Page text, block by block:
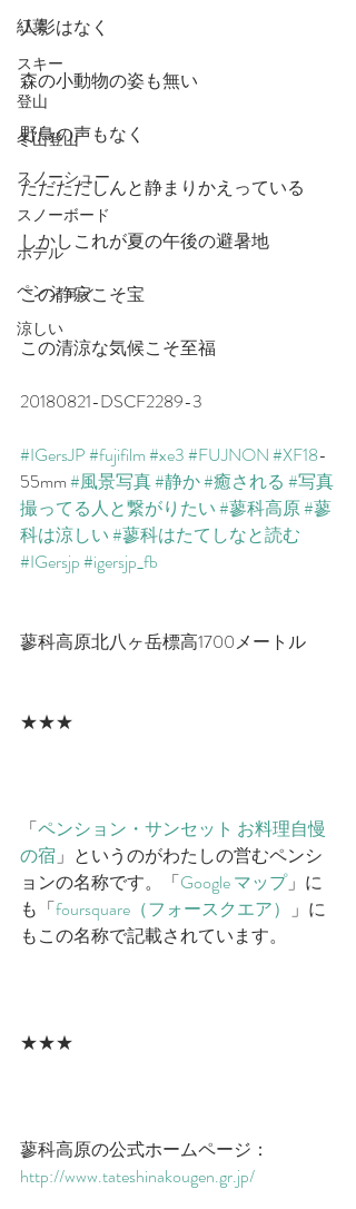
紅葉
スキー
登山
冬山登山
スノーシュー
スノーボード
ホテル
ペンション
涼しい
人影はなく
森の小動物の姿も無い
野鳥の声もなく
ただただしんと静まりかえっている
しかしこれが夏の午後の避暑地
この静寂こそ宝
この清涼な気候こそ至福
20180821-DSCF2289-3
#IGersJP#fujifilm#xe3#FUJNON#XF18-
55mm #風景写真#静か#癒される #写真
撮ってる人と繋がりたい#蓼科高原#蓼
科は涼しい#蓼科はたてしなと読む
#IGersjp#igersjp_fb
蓼科高原北八ヶ岳標高1700メートル
★★★
「​ペンション・サンセット お料理自慢
の宿 ​」というのがわたしの営むペンシ
ョンの名称です。「​Google マップ​」に
も「​foursquare（フォースクエア）
​」に
もこの名称で記載されています。
★★★
蓼科高原の公式ホームページ：​
http://www.tateshinakougen.gr.jp/​